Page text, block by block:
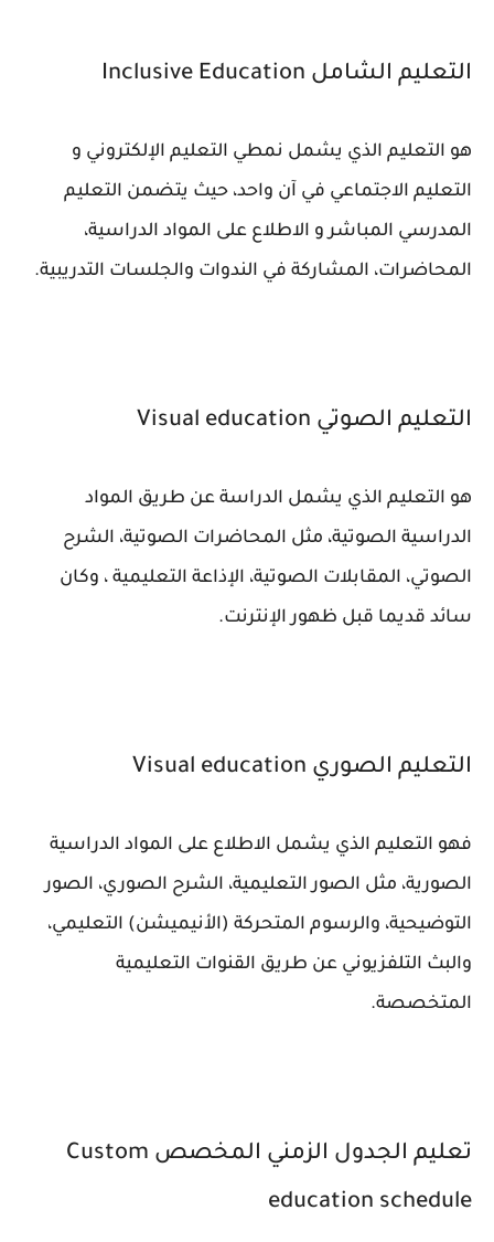
التعليم الشامل Inclusive Education
هو التعليم الذي يشمل نمطي التعليم الإلكتروني و
التعليم الاجتماعي في آن واحد، حيث يتضمن التعليم
المدرسي المباشر و الاطلاع على المواد الدراسية،
المحاضرات، المشاركة في الندوات والجلسات التدريبية.
التعليم الصوتي Visual education
هو التعليم الذي يشمل الدراسة عن طريق المواد
الدراسية الصوتية، مثل المحاضرات الصوتية، الشرح
الصوتي، المقابلات الصوتية، الإذاعة التعليمية ، وكان
سائد قديما قبل ظهور الإنترنت.
التعليم الصوري Visual education
فهو التعليم الذي يشمل الاطلاع على المواد الدراسية
الصورية، مثل الصور التعليمية، الشرح الصوري، الصور
التوضيحية، والرسوم المتحركة (الأنيميشن) التعليمي،
والبث التلفزيوني عن طريق القنوات التعليمية
المتخصصة.
تعليم الجدول الزمني المخصص Custom
education schedule